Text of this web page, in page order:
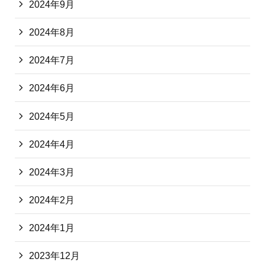
2024年9月
2024年8月
2024年7月
2024年6月
2024年5月
2024年4月
2024年3月
2024年2月
2024年1月
2023年12月